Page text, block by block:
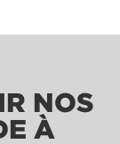
NOS
À